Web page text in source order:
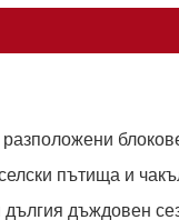
пътища и
дългия дъждовен